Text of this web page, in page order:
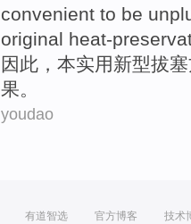
convenient to be
original heat-
因此 ， 本实用新型拔塞
果。
youdao
有道智选 官方博客 技术